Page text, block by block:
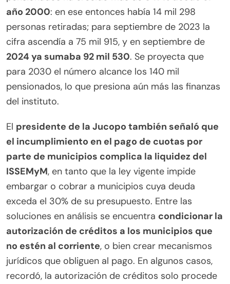
año 2000: en ese entonces había 14 mil 298
personas retiradas; para septiembre de 2023 la
cifra ascendía a 75 mil 915, y en septiembre de
2024 ya sumaba 92 mil 530. Se proyecta que
para 2030 el número alcance los 140 mil
pensionados, lo que presiona aún más las finanzas
del instituto.
El presidente de la Jucopo también señaló que
el incumplimiento en el pago de cuotas por
parte de municipios complica la liquidez del
ISSEMyM, en tanto que la ley vigente impide
embargar o cobrar a municipios cuya deuda
exceda el 30% de su presupuesto. Entre las
soluciones en análisis se encuentra condicionar la
autorización de créditos a los municipios que
no estén al corriente, o bien crear mecanismos
jurídicos que obliguen al pago. En algunos casos,
recordó, la autorización de créditos solo procede